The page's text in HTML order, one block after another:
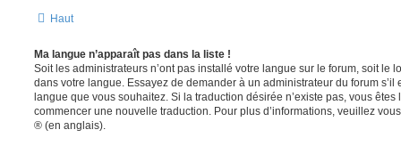
Haut
Ma langue n’apparaît pas dans la liste !
Soit les administrateurs n’ont pas installé votre langue sur le forum, soit le
dans votre langue. Essayez de demander à un administrateur du forum s’il
langue que vous souhaitez. Si la traduction désirée n’existe pas, vous
commencer une nouvelle traduction. Pour plus d’informations, veuillez
® (en anglais).